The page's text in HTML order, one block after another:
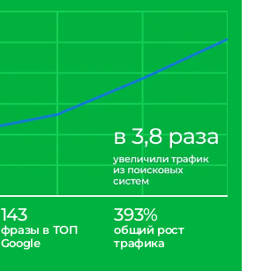
143
фразы в ТОП
Google
393%
общий рост
трафика